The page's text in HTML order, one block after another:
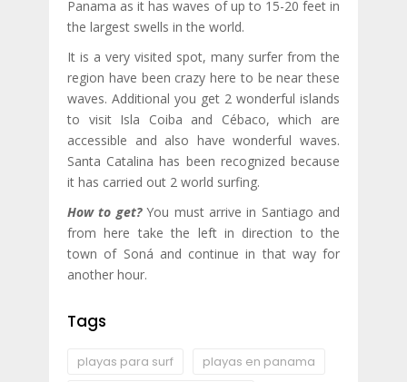
Panama as it has waves of up to 15-20 feet in
the largest swells in the world.
It is a very visited spot, many surfer from the
region have been crazy here to be near these
waves. Additional you get 2 wonderful islands
to visit Isla Coiba and Cébaco, which are
accessible and also have wonderful waves.
Santa Catalina has been recognized because
it has carried out 2 world surfing.
How to get?You must arrive in Santiago and
from here take the left in direction to the
town of Soná and continue in that way for
another hour.
Tags
playas para surf
playas en panama